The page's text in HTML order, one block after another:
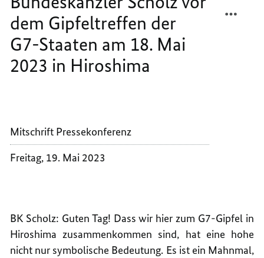
2023
in
Hiroshima
dem Gipfeltreffen der
G7-Staaten am 18. Mai
2023 in Hiroshima
Mitschrift Pressekonferenz
Freitag, 19. Mai 2023
IN
2023
IN
BK Scholz: Guten Tag! Dass wir hier zum G7-Gipfel in
Hiroshima zusammenkommen sind, hat eine hohe
nicht nur symbolische Bedeutung. Es ist ein Mahnmal,